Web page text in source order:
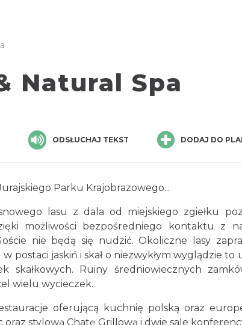
Natural Spa
ODSŁUCHAJ TEKST DODAJ DO
Parku Krajobrazowego...
lasu z dala od miejskiego zgiełku
możliwości bezpośredniego kontaktu z
nie będą się nudzić. Okoliczne lasy
postaci jaskiń i skał o niezwykłym wyglądzie to
skałkowych. Ruiny średniowiecznych
wielu wycieczek.
oferującą kuchnię polską oraz
stylową Chatę Grillową i dwie sale